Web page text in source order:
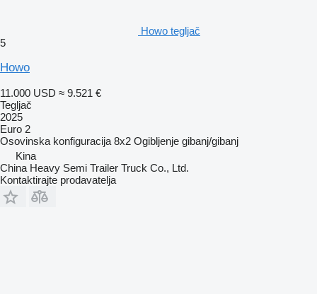
Howo tegljač
5
Howo
11.000 USD ≈ 9.521 €
Tegljač
2025
Euro 2
Osovinska konfiguracija 8x2 Ogibljenje gibanj/gibanj
Kina
China Heavy Semi Trailer Truck Co., Ltd.
Kontaktirajte prodavatelja